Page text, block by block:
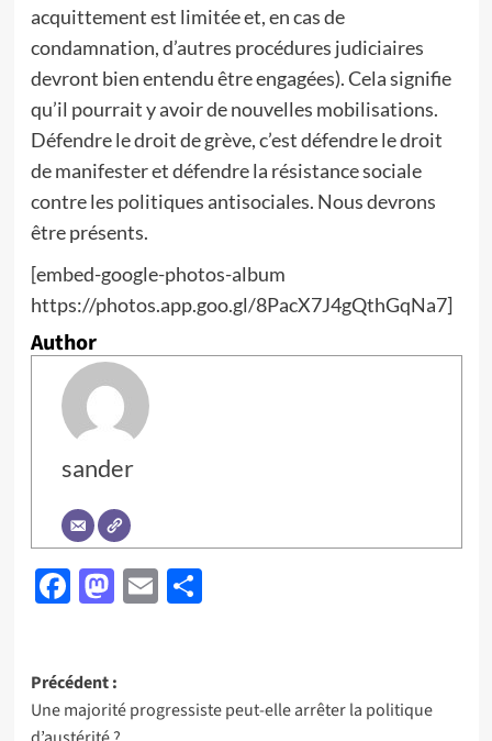
acquittement est limitée et, en cas de
condamnation, d’autres procédures judiciaires
devront bien entendu être engagées). Cela signifie
qu’il pourrait y avoir de nouvelles mobilisations.
Défendre le droit de grève, c’est défendre le droit
de manifester et défendre la résistance sociale
contre les politiques antisociales. Nous devrons
être présents.
[embed-google-photos-album
https://photos.app.goo.gl/8PacX7J4gQthGqNa7]
Author
sander
Facebook
Mastodon
EmailPartager
Navigation
d’article
Précédent :
Une majorité progressiste peut-elle arrêter la politique